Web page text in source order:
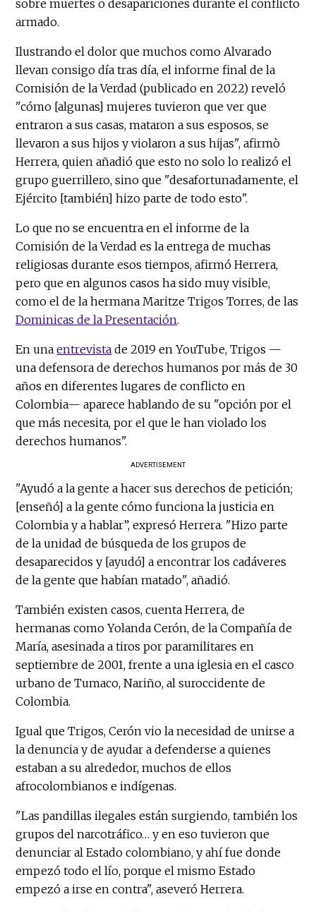
sobre muertes o desapariciones durante el conflicto
armado.
Ilustrando el dolor que muchos como Alvarado
llevan consigo día tras día, el informe final de la
Comisión de la Verdad (publicado en 2022) reveló
"cómo [algunas] mujeres tuvieron que ver que
entraron a sus casas, mataron a sus esposos, se
llevaron a sus hijos y violaron a sus hijas", afirmò
Herrera, quien añadió que esto no solo lo realizó el
grupo guerrillero, sino que "desafortunadamente, el
Ejército [también] hizo parte de todo esto".
Lo que no se encuentra en el informe de la
Comisión de la Verdad es la entrega de muchas
religiosas durante esos tiempos, afirmó Herrera,
pero que en algunos casos ha sido muy visible,
como el de la hermana Maritze Trigos Torres, de las
Dominicas de la Presentación.
En unaentrevista de 2019 en YouTube, Trigos —
una defensora de derechos humanos por más de 30
años en diferentes lugares de conflicto en
Colombia— aparece hablando de su "opción por el
que más necesita, por el que le han violado los
derechos humanos".
ADVERTISEMENT
"Ayudó a la gente a hacer sus derechos de petición;
[enseñó] a la gente cómo funciona la justicia en
Colombia y a hablar”, expresó Herrera. "Hizo parte
de la unidad de búsqueda de los grupos de
desaparecidos y [ayudó] a encontrar los cadáveres
de la gente que habían matado", añadió.
También existen casos, cuenta Herrera, de
hermanas como Yolanda Cerón, de la Compañía de
María, asesinada a tiros por paramilitares en
septiembre de 2001, frente a una iglesia en el casco
urbano de Tumaco, Nariño, al suroccidente de
Colombia.
Igual que Trigos, Cerón vio la necesidad de unirse a
la denuncia y de ayudar a defenderse a quienes
estaban a su alrededor, muchos de ellos
afrocolombianos e indígenas.
"Las pandillas ilegales están surgiendo, también los
grupos del narcotráfico… y en eso tuvieron que
denunciar al Estado colombiano, y ahí fue donde
empezó todo el lío, porque el mismo Estado
empezó a irse en contra", aseveró Herrera.